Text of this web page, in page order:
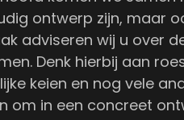
ontwerp zijn, maar
adviseren wij u over
Denk hierbij aan
keien en nog vele
om in een concreet